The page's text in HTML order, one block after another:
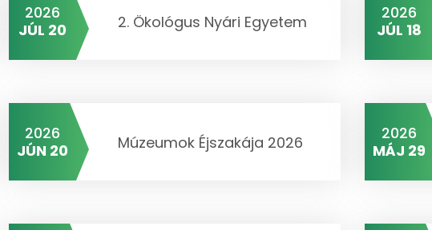
2026
JÚL 20
2. Ökológus Nyári Egyetem
2026
JÚL 18
2026
JÚN 20
Múzeumok Éjszakája 2026
2026
MÁJ 29